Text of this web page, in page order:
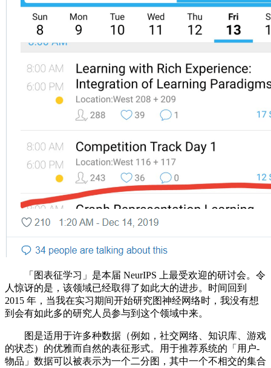
「图表征学习」是本届 NeurIPS 上最受欢迎的研讨会。令
人惊讶的是，该领域已经取得了如此大的进步。时间回到
2015 年，当我在实习期间开始研究图神经网络时，我没有想
到会有如此多的研究人员参与到这个领域中来。
图是适用于许多种数据（例如，社交网络、知识库、游戏
的状态）的优雅而自然的表征形式。用于推荐系统的「用户-
物品」数据可以被表示为一个二分图，其中一个不相交的集合